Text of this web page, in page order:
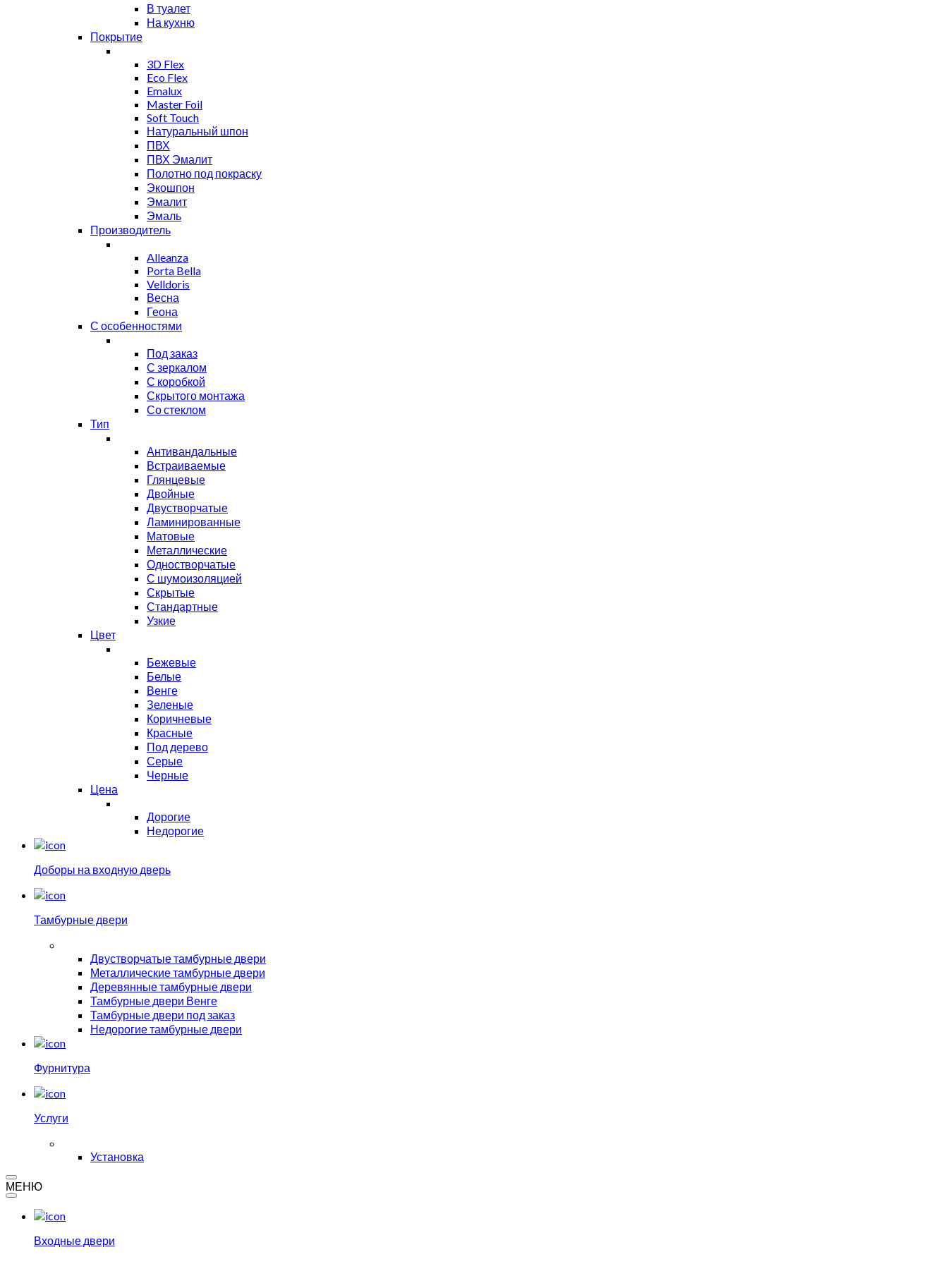
В туалет
На кухню
Покрытие
3D Flex
Eco Flex
Emalux
Master Foil
Soft Touch
Натуральный шпон
ПВХ
ПВХ Эмалит
Полотно под покраску
Экошпон
Эмалит
Эмаль
Производитель
Alleanza
Porta Bella
Velldoris
Весна
Геона
С особенностями
Под заказ
С зеркалом
С коробкой
Скрытого монтажа
Со стеклом
Тип
Антивандальные
Встраиваемые
Глянцевые
Двойные
Двустворчатые
Ламинированные
Матовые
Металлические
Одностворчатые
С шумоизоляцией
Скрытые
Стандартные
Узкие
Цвет
Бежевые
Белые
Венге
Зеленые
Коричневые
Красные
Под дерево
Серые
Черные
Цена
Дорогие
Недорогие
Доборы на входную дверь
Тамбурные двери
Двустворчатые тамбурные двери
Металлические тамбурные двери
Деревянные тамбурные двери
Тамбурные двери Венге
Тамбурные двери под заказ
Недорогие тамбурные двери
Фурнитура
Услуги
Установка
МЕНЮ
Входные двери